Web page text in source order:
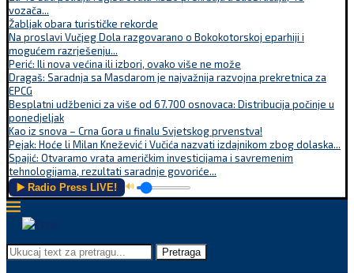
vozača...
Žabljak obara turističke rekorde
Na proslavi Vučjeg Dola razgovarano o Bokokotorskoj eparhiji i
mogućem razrješenju...
Perić: Ili nova većina ili izbori, ovako više ne može
Dragaš: Saradnja sa Masdarom je najvažnija razvojna prekretnica za
EPCG
Besplatni udžbenici za više od 67.700 osnovaca: Distribucija počinje u
ponedjeljak
Kao iz snova – Crna Gora u finalu Svjetskog prvenstva!
Pejak: Hoće li Milan Knežević i Vučića nazvati izdajnikom zbog dolaska...
Spajić: Otvaramo vrata američkim investicijama i savremenim
tehnologijama, rezultati saradnje govoriće...
▶️ Radio Press LIVE! 🔊
Pretraga